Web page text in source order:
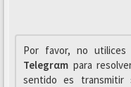
Por favor, no utilices
Telegrαm para
sentido es transmitir